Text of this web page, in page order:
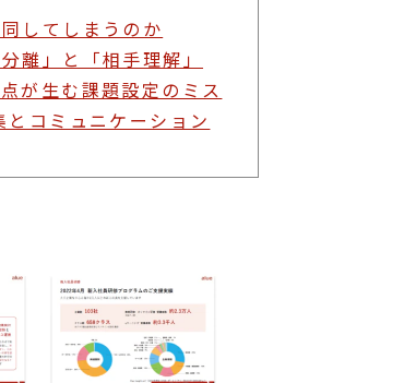
してしまうのか
離」と「相手理解」
が生む課題設定のミス
コミュニケーション